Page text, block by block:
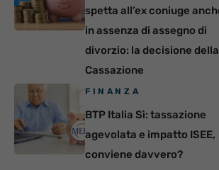
spetta all’ex coniuge
in assenza di assegno di
divorzio: la decisione della
Cassazione
FINANZA
BTP Italia Sì: tassazione
agevolata e impatto ISEE,
conviene davvero?